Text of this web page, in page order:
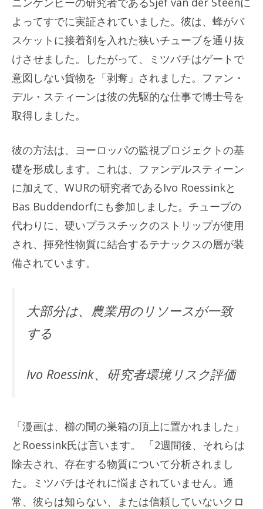
よってすでに実証されていました。彼は、蜂がバ
スケットに接着剤を入れた狭いチューブを通り抜
けさせました。したがって、ミツバチはゲートで
意図しない貨物を「剥奪」されました。ファン・
デル・スティーンは彼の先駆的な仕事で博士号を
取得しました。
彼の方法は、ヨーロッパの監視プロジェクトの基
礎を形成します。これは、ファンデルスティーン
に加えて、WURの研究者であるIvo Roessinkと
Bas Buddendorfにも参加しました。チューブの
代わりに、硬いプラスチックのストリップが使用
され、揮発性物質に結合するテナックスの層が装
備されています。
大部分は、農業用のリソースが一致
する
Ivo Roessink、研究者環境リスク評価
「漫画は、櫛の間の巣箱の頂上に置かれました」
とRoessink氏は言います。 「2週間後、それらは
除去され、存在する物質について分析されまし
た。ミツバチはそれに悩まされていません。通
常、彼らは知らない、または信頼していないクロ